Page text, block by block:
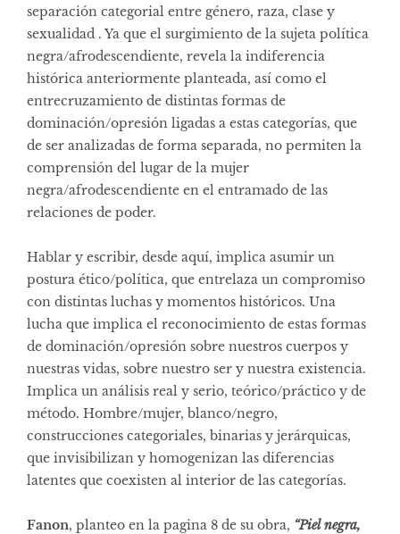
separación categorial entre género, raza, clase y
sexualidad . Ya que el surgimiento de la sujeta política
negra/afrodescendiente, revela la indiferencia
histórica anteriormente planteada, así como el
entrecruzamiento de distintas formas de
dominación/opresión ligadas a estas categorías, que
de ser analizadas de forma separada, no permiten la
comprensión del lugar de la mujer
negra/afrodescendiente en el entramado de las
relaciones de poder.
Hablar y escribir, desde aquí, implica asumir un
postura ético/política, que entrelaza un compromiso
con distintas luchas y momentos históricos. Una
lucha que implica el reconocimiento de estas formas
de dominación/opresión sobre nuestros cuerpos y
nuestras vidas, sobre nuestro ser y nuestra existencia.
Implica un análisis real y serio, teórico/práctico y de
método. Hombre/mujer, blanco/negro,
construcciones categoriales, binarias y jerárquicas,
que invisibilizan y homogenizan las diferencias
latentes que coexisten al interior de las categorías.
Fanon, planteo en la pagina 8 de su obra, “Piel negra,